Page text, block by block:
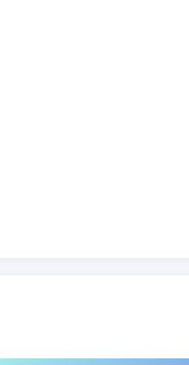
și industria